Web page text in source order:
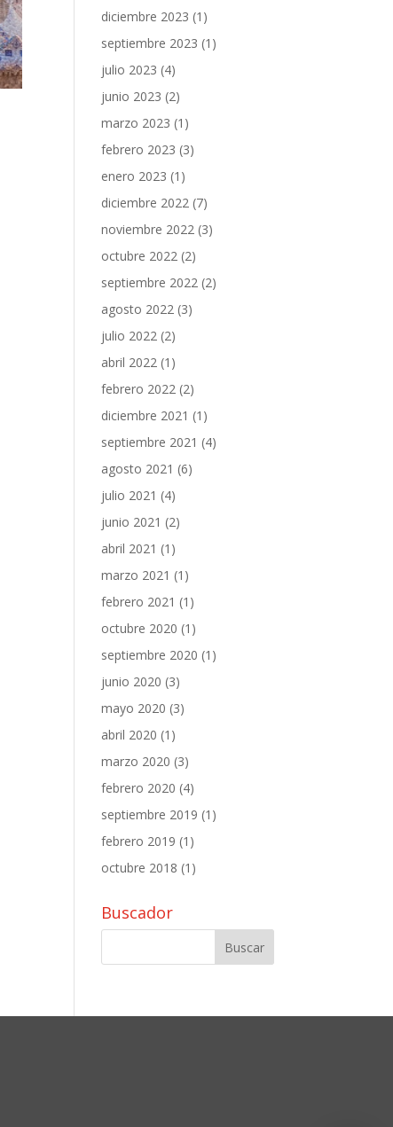
diciembre 2023 (1)
septiembre 2023 (1)
julio 2023 (4)
junio 2023 (2)
marzo 2023 (1)
febrero 2023 (3)
enero 2023 (1)
diciembre 2022 (7)
noviembre 2022 (3)
octubre 2022 (2)
septiembre 2022 (2)
agosto 2022 (3)
julio 2022 (2)
abril 2022 (1)
febrero 2022 (2)
diciembre 2021 (1)
septiembre 2021 (4)
agosto 2021 (6)
julio 2021 (4)
junio 2021 (2)
abril 2021 (1)
marzo 2021 (1)
febrero 2021 (1)
octubre 2020 (1)
septiembre 2020 (1)
junio 2020 (3)
mayo 2020 (3)
abril 2020 (1)
marzo 2020 (3)
febrero 2020 (4)
septiembre 2019 (1)
febrero 2019 (1)
octubre 2018 (1)
Buscador